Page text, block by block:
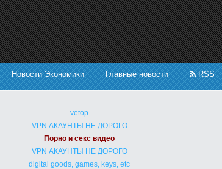
Новости Экономики Главные новости RSS
vetop
VPN АКАУНТЫ НЕ ДОРОГО
Порно и секс видео
VPN АКАУНТЫ НЕ ДОРОГО
digital goods, games, keys, etc